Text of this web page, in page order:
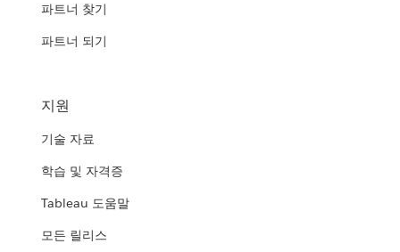
파트너 찾기
파트너 되기
지원
기술 자료
학습 및 자격증
Tableau 도움말
모든 릴리스